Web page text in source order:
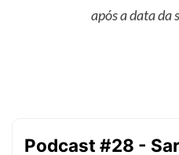
após a data da